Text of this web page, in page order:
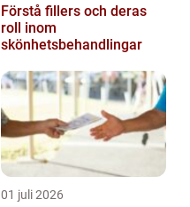
Förstå fillers och deras
roll inom
skönhetsbehandlingar
01 juli 2026